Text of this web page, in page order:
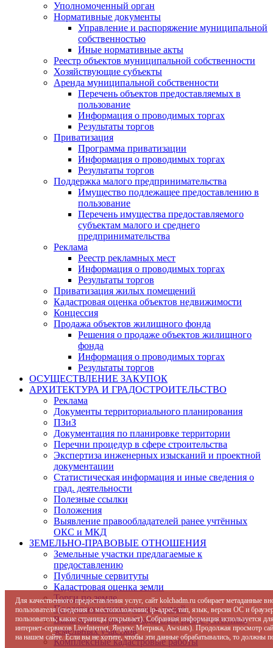
Уполномоченный орган
Нормативные документы
Управление и распоряжение муниципальной
собственностью
Иные нормативные акты
Реестр объектов муниципальной собственности
Хозяйствующие субъекты
Аренда муниципальной собственности
Перечень объектов предоставляемых в
пользование
Информация о проводимых торгах
Результаты торгов
Приватизация
Программа приватизации
Информация о проводимых торгах
Результаты торгов
Поддержка малого предпринимательства
Имущество подлежащее предоставлению в
пользование
Перечень имущества предоставляемого
субъектам малого и среднего
предпринимательства
Реклама
Реестр рекламных мест
Информация о проводимых торгах
Результаты торгов
Приватизация жилых помещений
Кадастровая оценка объектов недвижимости
Концессия
Продажа объектов жилищного фонда
Решения о продаже объектов жилищного
фонда
Информация о проводимых торгах
Результаты торгов
ОСУЩЕСТВЛЕНИЕ ЗАКУПОК
АРХИТЕКТУРА И ГРАДОСТРОИТЕЛЬСТВО
Реклама
Документы территориального планирования
ПЗиЗ
Документация по планировке территории
Перечни процедур в сфере строительства
Экспертиза инженерных изысканий и проектной
документации
Статистическая информация и иные сведения о
град. деятельности
Полезные ссылки
Положения
Выявление правообладателей ранее учтённых
ОКС и МКД
ЗЕМЕЛЬНО-ПРАВОВЫЕ ОТНОШЕНИЯ
Земельные участки предлагаемые к
предоставлению
Публичные сервитуты
Кадастровая оценка земли
Торги по земле
Поддержка многодетных семей
Выявление правообладателей ранее учтенных
земельных участков
Комплексные кадастровые работы
Для качественного предоставления услуг, сайт kolchadm.ru собирает
пользователя (сведения о местоположении; ip-адрес; тип, язык, версия ОС и
пользователь; какие страницы открывает). Собранная информация используется
интернет-сервисов LiveInternet, Яндекс.Метрика, Awstats). Продолжая просмотр
на нашем сайте. Если вы не хотите, чтобы эти данные обрабатывались, то должны